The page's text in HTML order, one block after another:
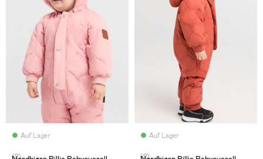
Auf Lager
(2)
Auf Lager
(2)